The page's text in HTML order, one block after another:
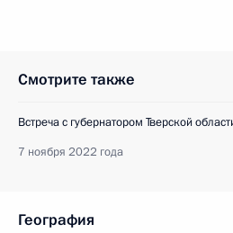
Смотрите также
Встреча с губернатором Тверской
7 ноября 2022 года
География